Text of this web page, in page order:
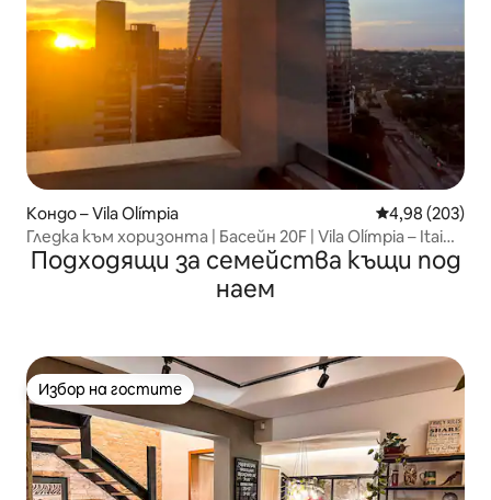
Кондо – Vila Olímpia Средна
4,98 (203)
Гледка към хоризонта | Басейн 20F | Vila Olímpia – Itaim
SP
Подходящи за семейства къщи под
наем
Избор на гостите
Избор на гостите